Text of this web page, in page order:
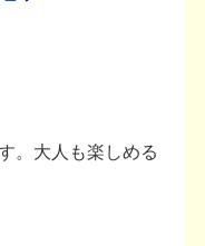
。大人も楽しめる